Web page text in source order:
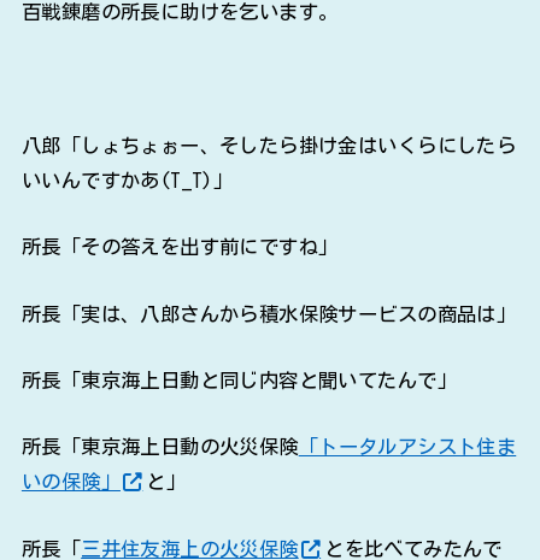
百戦錬磨の所長に助けを乞います。
八郎「しょちょぉー、そしたら掛け金はいくらにしたら
いいんですかあ(T_T)」
所長「その答えを出す前にですね」
所長「実は、八郎さんから積水保険サービスの商品は」
所長「東京海上日動と同じ内容と聞いてたんで」
所長「東京海上日動の火災保険「トータルアシスト住ま
いの保険」
と」
所長「三井住友海上の火災保険
とを比べてみたんで